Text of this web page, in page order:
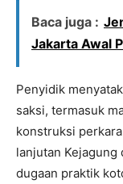
Baca juga :
Jakarta Awal
Penyidik
saksi, termasuk
konstruksi
lanjutan Kejagung
dugaan praktik